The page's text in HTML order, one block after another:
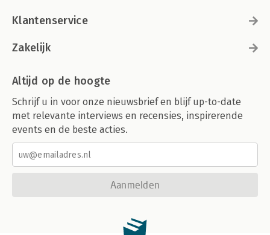
Klantenservice
Zakelijk
Altijd op de hoogte
Schrijf u in voor onze nieuwsbrief en blijf up-to-date
met relevante interviews en recensies, inspirerende
events en de beste acties.
Aanmelden